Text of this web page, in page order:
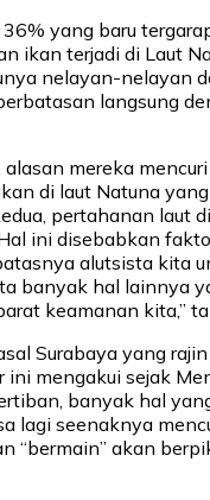
yang baru
ikan terjadi di Laut
nelayan-nelayan
langsung
alasan mereka
di laut Natuna
pertahanan laut
ini disebabkan
alutsista kita
banyak hal lainnya
keamanan kita,”
Surabaya yang
ini mengakui sejak
banyak hal
lagi seenaknya
“bermain” akan